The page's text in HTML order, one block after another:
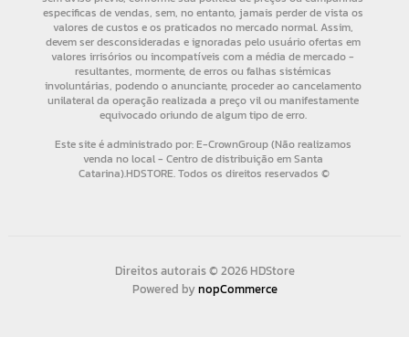
Direitos autorais © 2026 HDStore
Powered bynopCommerce